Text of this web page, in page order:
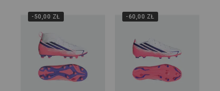
-50,00 ZŁ -60,00 ZŁ